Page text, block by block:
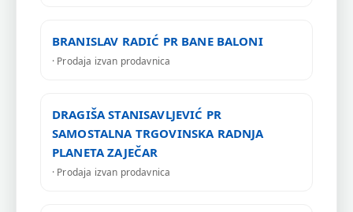
BRANISLAV RADIĆ PR BANE BALONI
· Prodaja izvan prodavnica
DRAGIŠA STANISAVLJEVIĆ PR
SAMOSTALNA TRGOVINSKA RADNJA
PLANETA ZAJEČAR
· Prodaja izvan prodavnica